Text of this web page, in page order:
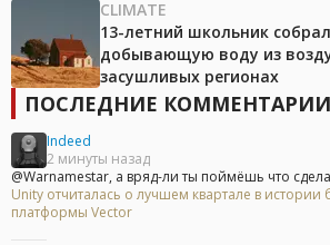
CLIMATE
13-летний школьник
добывающую воду из
засушливых регионах
ПОСЛЕДНИЕ КОММЕНТАРИИ
Indeed
2 минуты назад
@Warnamestar, а вряд-ли ты поймёшь что
Unity отчиталась о лучшем квартале в истории
платформы Vector